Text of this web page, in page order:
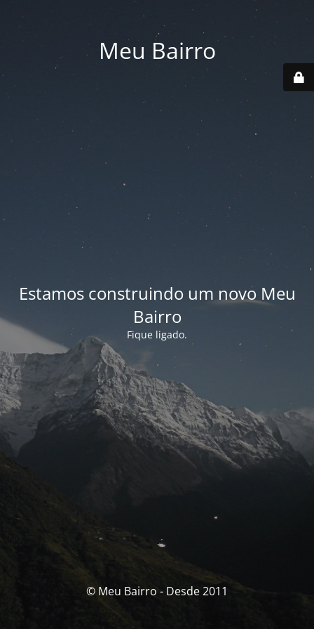
Meu Bairro
Estamos construindo um novo Meu
Bairro
Fique ligado.
© Meu Bairro - Desde 2011